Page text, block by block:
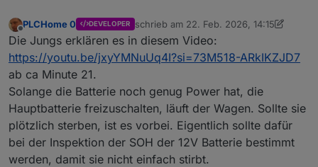
Offline
PLCHome 0 DEVELOPER schrieb am 22. Feb. 2026, 14:15
zuletzt editiert von PLCHome 0
Die Jungs erklären es in diesem Video:
https://youtu.be/jxyYMNuUq4I?si=73M518-ARkIKZJD7
ab ca Minute 21.
Solange die Batterie noch genug Power hat, die
Hauptbatterie freizuschalten, läuft der Wagen. Sollte sie
plötzlich sterben, ist es vorbei. Eigentlich sollte dafür
bei der Inspektion der SOH der 12V Batterie bestimmt
werden, damit sie nicht einfach stirbt.